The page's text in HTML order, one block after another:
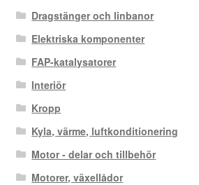
Dragstänger och linbanor
Elektriska komponenter
FAP-katalysatorer
Interiör
Kropp
Kyla, värme, luftkonditionering
Motor - delar och tillbehör
Motorer, växellådor